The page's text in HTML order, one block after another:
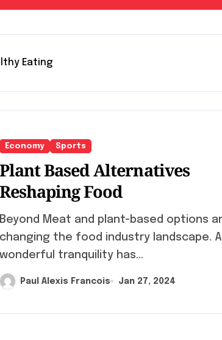
Eating
Economy Sports
Plant Based Alternatives
Reshaping Food
Beyond Meat and plant-based options are
changing the food industry landscape. A
wonderful tranquility has...
Paul Alexis Francois Jan 27, 2024